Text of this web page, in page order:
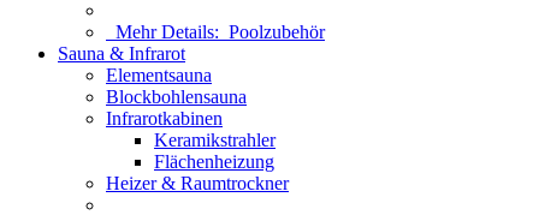
Mehr Details: Poolzubehör
Sauna & Infrarot
Elementsauna
Blockbohlensauna
Infrarotkabinen
Keramikstrahler
Flächenheizung
Heizer & Raumtrockner